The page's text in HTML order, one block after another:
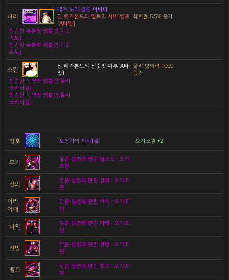
허리
레어 허리 클론 아바타
진 베가본드의 옆트임 치마 벨트
[A타입]
회피율 5.5% 증가
찬란한 푸른빛 엠블렘[이동
속도]
찬란한 푸른빛 엠블렘[이동
속도]
스킨
진 베가본드의 진줏빛 피부[A타
입]
물리 방어력 1000
증가
찬란한 녹색빛 엠블렘[물리
크리티컬]
찬란한 녹색빛 엠블렘[물리
크리티컬]
칭호 모험가의 의지[물] 오기조원 +2
무기
짙은 심연의 편린 빔소드 : 오기
조원
상의
짙은 심연의 편린 상의 : 오기조
원
머리
어깨
짙은 심연의 편린 어깨 : 오기조
원
하의
짙은 심연의 편린 하의 : 오기조
원
신발
짙은 심연의 편린 신발 : 오기조
원
벨트
짙은 심연의 편린 벨트 : 오기조
원